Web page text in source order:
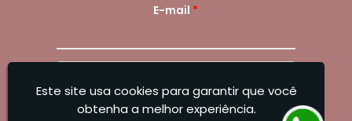
E-mail *
Sangoleti Odontologia - Estética Dental e
Este site usa cookies para garantir que você
obtenha a melhor experiência.